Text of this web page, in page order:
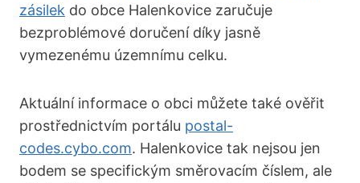
zásilek do obce Halenkovice zaručuje
bezproblémové doručení díky jasně
vymezenému územnímu celku.
Aktuální informace o obci můžete také ověřit
prostřednictvím portálu postal-
codes.cybo.com. Halenkovice tak nejsou jen
bodem se specifickým směrovacím číslem, ale